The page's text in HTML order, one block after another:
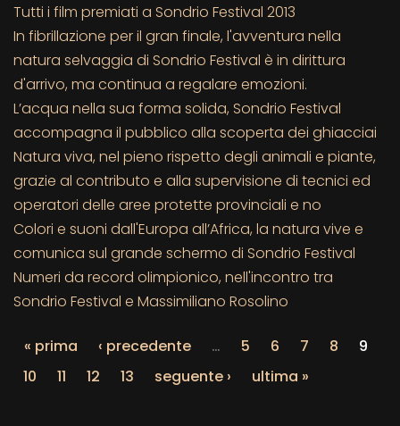
Tutti i film premiati a Sondrio Festival 2013
In fibrillazione per il gran finale, l'avventura nella
natura selvaggia di Sondrio Festival è in dirittura
d'arrivo, ma continua a regalare emozioni.
L’acqua nella sua forma solida, Sondrio Festival
accompagna il pubblico alla scoperta dei ghiacciai
Natura viva, nel pieno rispetto degli animali e piante,
grazie al contributo e alla supervisione di tecnici ed
operatori delle aree protette provinciali e no
Colori e suoni dall'Europa all’Africa, la natura vive e
comunica sul grande schermo di Sondrio Festival
Numeri da record olimpionico, nell'incontro tra
Sondrio Festival e Massimiliano Rosolino
« prima ‹ precedente … 5 6 7 8
9
10
11 12 13 seguente › ultima »